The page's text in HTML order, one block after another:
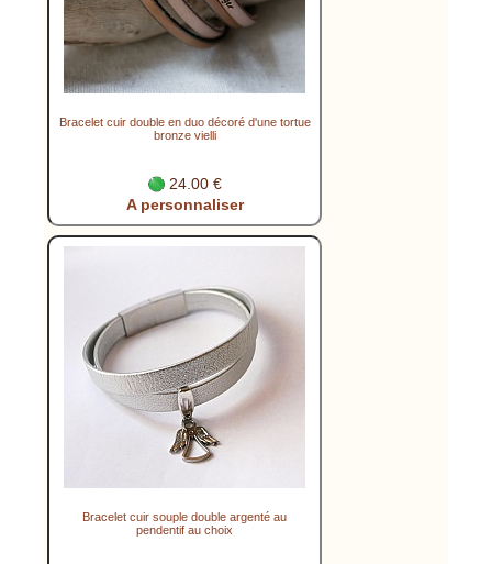
Bracelet cuir double en duo décoré d'une tortue
bronze vielli
24.00 €
A personnaliser
Bracelet cuir souple double argenté au
pendentif au choix